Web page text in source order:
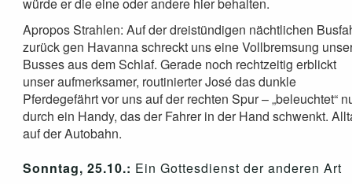
Apropos Strahlen: Auf der dreistündigen nächtlichen
zurück gen Havanna schreckt uns eine Vollbremsung
Busses aus dem Schlaf. Gerade noch rechtzeitig erblickt
unser aufmerksamer, routinierter José das dunkle
Pferdegefährt vor uns auf der rechten Spur – „beleuchtet“
durch ein Handy, das der Fahrer in der Hand schwenkt.
auf der Autobahn.
Sonntag, 25.10.: Ein Gottesdienst der anderen Art